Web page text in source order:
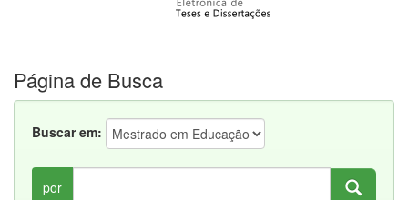
Página de Busca
Buscar em:
por